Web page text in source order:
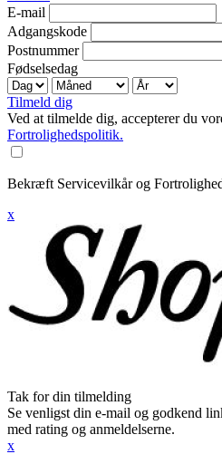
E-mail
Adgangskode
Postnummer
Fødselsedag
Tilmeld dig
Ved at tilmelde dig, accepterer du
Fortrolighedspolitik.
Bekræft Servicevilkår og
x
Tak for din tilmelding
Se venligst din e-mail og godkend
med rating og anmeldelserne.
x